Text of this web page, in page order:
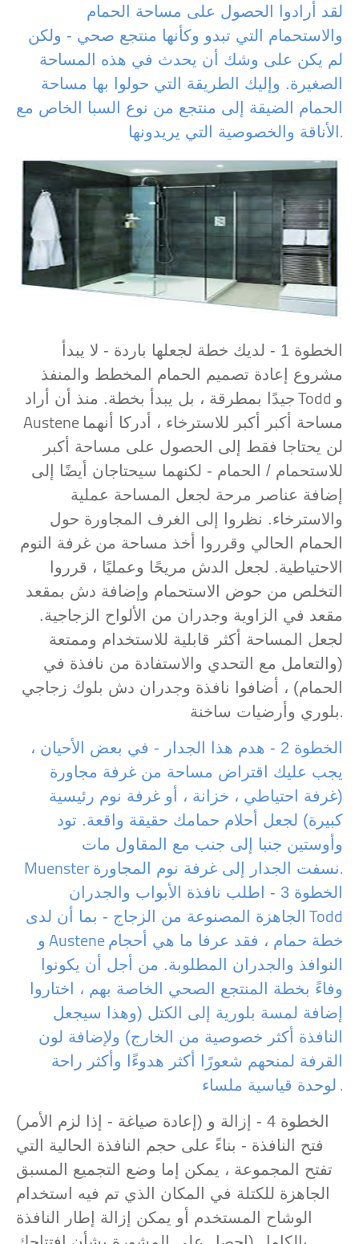
لقد أرادوا الحصول على مساحة الحمام
والاستحمام التي تبدو وكأنها منتجع صحي - ولكن
لم يكن على وشك أن يحدث في هذه المساحة
الصغيرة. وإليك الطريقة التي حولوا بها مساحة
الحمام الضيقة إلى منتجع من نوع السبا الخاص مع
الأناقة والخصوصية التي يريدونها .
الخطوة 1 - لديك خطة لجعلها باردة - لا يبدأ
مشروع إعادة تصميم الحمام المخطط والمنفذ
جيدًا بمطرقة ، بل يبدأ بخطة. منذ أن أراد Todd و
Austene مساحة أكبر أكبر للاسترخاء ، أدركا أنهما
لن يحتاجا فقط إلى الحصول على مساحة أكبر
للاستحمام / الحمام - لكنهما سيحتاجان أيضًا إلى
إضافة عناصر مرحة لجعل المساحة عملية
والاسترخاء. نظروا إلى الغرف المجاورة حول
الحمام الحالي وقرروا أخذ مساحة من غرفة النوم
الاحتياطية. لجعل الدش مريحًا وعمليًا ، قرروا
التخلص من حوض الاستحمام وإضافة دش بمقعد
مقعد في الزاوية وجدران من الألواح الزجاجية.
لجعل المساحة أكثر قابلية للاستخدام وممتعة
(والتعامل مع التحدي والاستفادة من نافذة في
الحمام) ، أضافوا نافذة وجدران دش بلوك زجاجي
بلوري وأرضيات ساخنة.
الخطوة 2 - هدم هذا الجدار - في بعض الأحيان ،
يجب عليك اقتراض مساحة من غرفة مجاورة
(غرفة احتياطي ، خزانة ، أو غرفة نوم رئيسية
كبيرة) لجعل أحلام حمامك حقيقة واقعة. تود
وأوستين جنبا إلى جنب مع المقاول مات
Muenster نسفت الجدار إلى غرفة نوم المجاورة.
الخطوة 3 - اطلب نافذة الأبواب والجدران
الجاهزة المصنوعة من الزجاج - بما أن لدى Todd
و Austene خطة حمام ، فقد عرفا ما هي أحجام
النوافذ والجدران المطلوبة. من أجل أن يكونوا
وفاءً بخطة المنتجع الصحي الخاصة بهم ، اختاروا
إضافة لمسة بلورية إلى الكتل (وهذا سيجعل
النافذة أكثر خصوصية من الخارج) ولإضافة لون
القرفة لمنحهم شعورًا أكثر هدوءًا وأكثر راحة
لوحدة قياسية ملساء .
الخطوة 4 - إزالة و (إعادة صياغة - إذا لزم الأمر)
فتح النافذة - بناءً على حجم النافذة الحالية التي
تفتح المجموعة ، يمكن إما وضع التجميع المسبق
الجاهزة للكتلة في المكان الذي تم فيه استخدام
الوشاح المستخدم أو يمكن إزالة إطار النافذة